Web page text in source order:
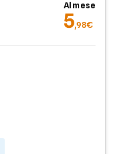
Al mese
5,98€